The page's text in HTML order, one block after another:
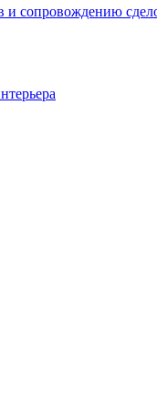
и сопровождению